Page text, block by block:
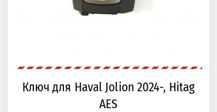
Ключ для Haval Jolion 2024-, Hitag
AES